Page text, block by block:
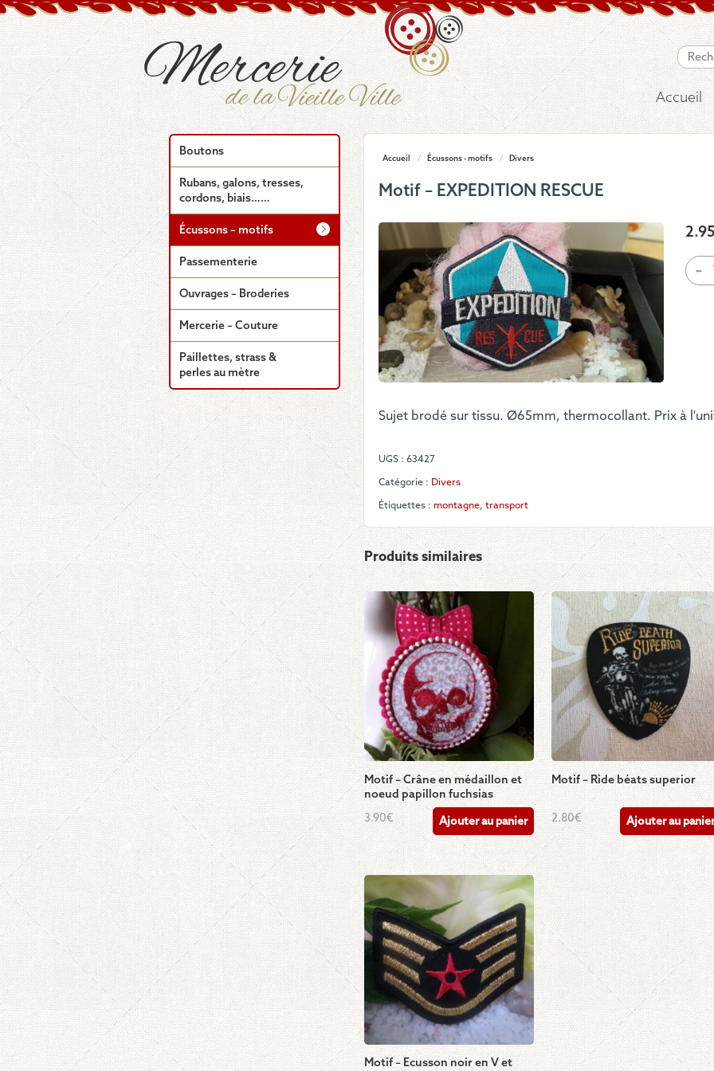
Accueil
Accueil / Écussons - motifs / Divers
Motif – EXPEDITION RESCUE
-
de
Sujet brodé sur tissu. Ø65mm, thermocollant. Prix à
UGS : 63427
Catégorie : Divers
Étiquettes : montagne, transport
Produits similaires
Motif – Crâne en médaillon et
noeud papillon fuchsias
3.90€ Ajouter au panier
Motif – Ride béats superior
2.80€ Ajouter au panier
Motif – Ecusson noir en V et
Boutons
Rubans, galons, tresses,
cordons, biais……
Écussons – motifs
Passementerie
Ouvrages – Broderies
Mercerie – Couture
Paillettes, strass &
perles au mètre